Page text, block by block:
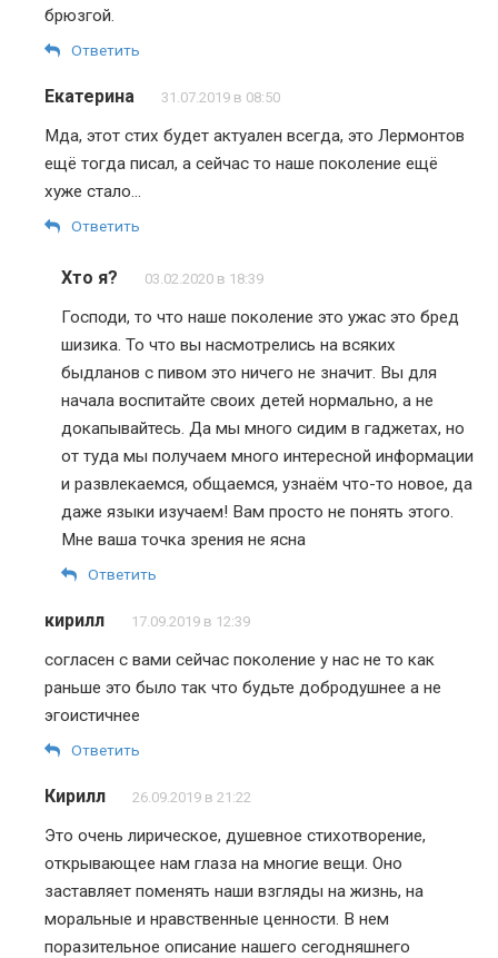
брюзгой.
Ответить
Екатерина 31.07.2019 в 08:50
Мда, этот стих будет актуален всегда, это Лермонтов
ещё тогда писал, а сейчас то наше поколение ещё
хуже стало…
Ответить
Хто я? 03.02.2020 в 18:39
Господи, то что наше поколение это ужас это бред
шизика. То что вы насмотрелись на всяких
быдланов с пивом это ничего не значит. Вы для
начала воспитайте своих детей нормально, а не
докапывайтесь. Да мы много сидим в гаджетах, но
от туда мы получаем много интересной информации
и развлекаемся, общаемся, узнаём что-то новое, да
даже языки изучаем! Вам просто не понять этого.
Мне ваша точка зрения не ясна
Ответить
кирилл 17.09.2019 в 12:39
согласен с вами сейчас поколение у нас не то как
раньше это было так что будьте добродушнее а не
эгоистичнее
Ответить
Кирилл 26.09.2019 в 21:22
Это очень лирическое, душевное стихотворение,
открывающее нам глаза на многие вещи. Оно
заставляет поменять наши взгляды на жизнь, на
моральные и нравственные ценности. В нем
поразительное описание нашего сегодняшнего